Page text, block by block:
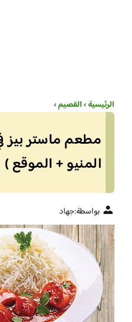
الرئيسية›القصيم›
مطعم ماستر بيز
المنيو + الموقع )
بواسطة:جهاد